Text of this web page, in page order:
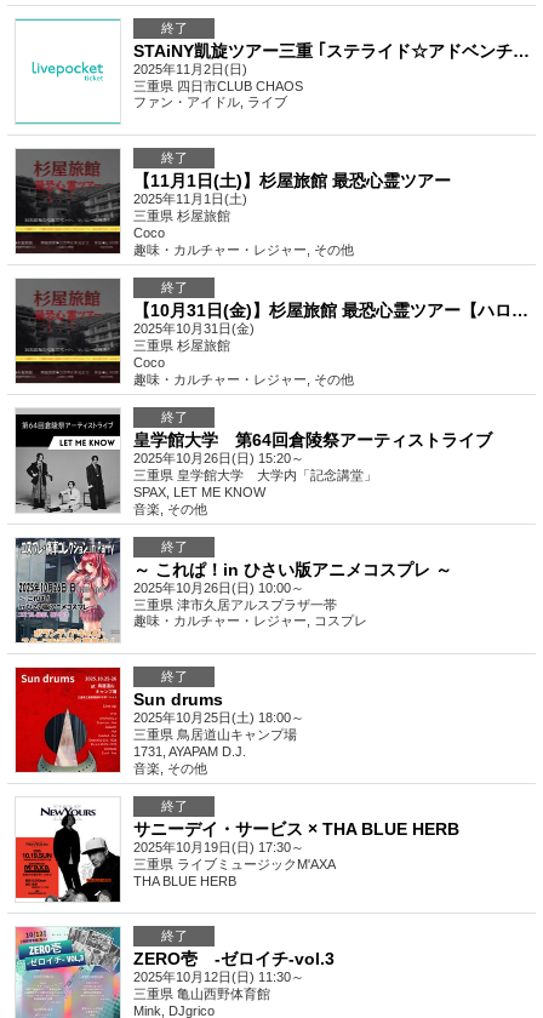
終了
STAiNY凱旋ツアー三重 ｢ステライド☆アドベンチャー!!!｣〜笑顔がみえちゃうᵔ ᵔはっぴ〜はまち伝説〜
2025年11月2日(日)
三重県 四日市CLUB CHAOS
ファン・アイドル ライブ
終了
【11月1日(土)】杉屋旅館 最恐心霊ツアー
2025年11月1日(土)
三重県 杉屋旅館
Coco
趣味・カルチャー・レジャー
その他
終了
【10月31日(金)】杉屋旅館 最恐心霊ツアー【ハロウィン特別営業】
2025年10月31日(金)
三重県 杉屋旅館
Coco
趣味・カルチャー・レジャー
その他
終了
皇学館大学 第64回倉陵祭アーティストライブ
2025年10月26日(日) 15:20～
三重県 皇学館大学 大学内「記念講堂」
SPAX, LET ME KNOW
音楽
その他
終了
～ これぱ！in ひさい版アニメコスプレ ～
2025年10月26日(日) 10:00～
三重県 津市久居アルスプラザ一帯
趣味・カルチャー・レジャー
コスプレ
終了
Sun drums
2025年10月25日(土) 18:00～
三重県 鳥居道山キャンプ場
1731, AYAPAM D.J.
音楽
その他
終了
サニーデイ・サービス × THA BLUE HERB
2025年10月19日(日) 17:30～
三重県 ライブミュージックM'AXA
THA BLUE HERB
終了
ZERO壱 -ゼロイチ-vol.3
2025年10月12日(日) 11:30～
三重県 亀山西野体育館
Mink, DJgrico